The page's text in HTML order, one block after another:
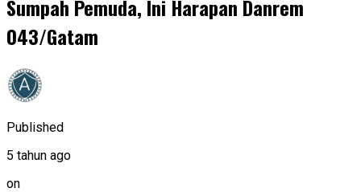
Sumpah Pemuda, Ini Harapan Danrem
043/Gatam
Published
5 tahun ago
on